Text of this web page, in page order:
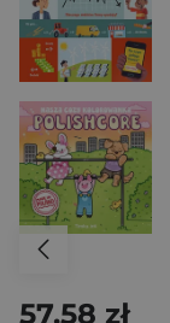
57,58 zł